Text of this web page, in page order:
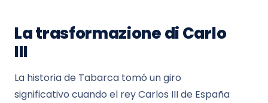
La trasformazione di Carlo
III
La historia de Tabarca tomó un giro
significativo cuando el rey Carlos III de España